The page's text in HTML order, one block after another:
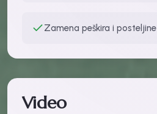
Zamena peškira i posteljine
Video